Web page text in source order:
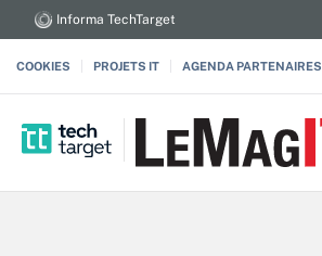
Informa TechTarget
COOKIES PROJETS IT AGENDA PARTENAIRES